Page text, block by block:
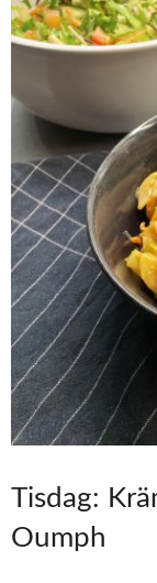
Tisdag:
Oumph